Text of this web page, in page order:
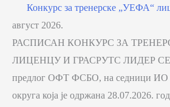
Конкурс за тренерске „УЕФА“
август 2026.
РАСПИСАН КОНКУРС ЗА
ЛИЦЕНЦУ И ГРАСРУТС ЛИДЕР
предлог ОФТ ФСБО, на седници ИО
округа која је одржана 28.07.2026.